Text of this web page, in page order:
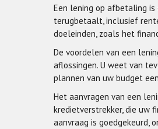
Een lening op afbetaling
terugbetaalt, inclusief
doeleinden, zoals het
De voordelen van een
aflossingen. U weet van
plannen van uw budget
Het aanvragen van een
kredietverstrekker, die uw
aanvraag is goedgekeurd,